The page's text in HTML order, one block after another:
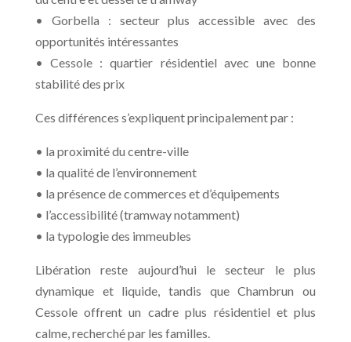
• Gorbella : secteur plus accessible avec des
opportunités intéressantes
• Cessole : quartier résidentiel avec une bonne
stabilité des prix
Ces différences s’expliquent principalement par :
• la proximité du centre-ville
• la qualité de l’environnement
• la présence de commerces et d’équipements
• l’accessibilité (tramway notamment)
• la typologie des immeubles
Libération reste aujourd’hui le secteur le plus
dynamique et liquide, tandis que Chambrun ou
Cessole offrent un cadre plus résidentiel et plus
calme, recherché par les familles.